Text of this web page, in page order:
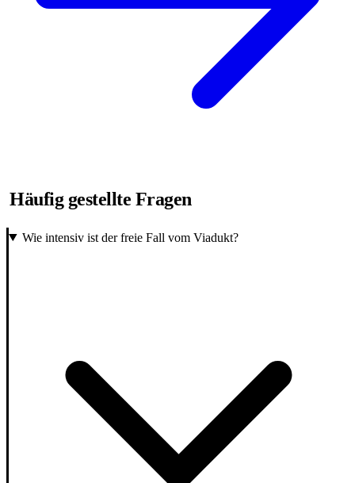
Häufig gestellte Fragen
Wie intensiv ist der freie Fall vom Viadukt?